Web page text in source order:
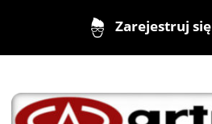
Zarejestruj się